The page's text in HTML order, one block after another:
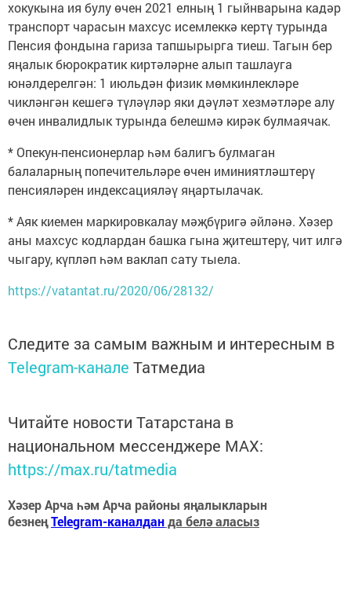
хокукына ия булу өчен 2021 елның 1 гыйнварына кадәр
транспорт чарасын махсус исемлеккә кертү турында
Пенсия фондына гариза тапшырырга тиеш. Тагын бер
яңалык бюрократик киртәләрне алып ташлауга
юнәлдерелгән: 1 июльдән физик мөмкинлекләре
чикләнгән кешегә түләүләр яки дәүләт хезмәтләре алу
өчен инвалидлык турында белешмә кирәк булмаячак.
* Опекун-пенсионерлар һәм балигъ булмаган
балаларның попечительләре өчен иминиятләштерү
пенсияләрен индексацияләү яңартылачак.
* Аяк киемен маркировкалау мәҗбүригә әйләнә. Хәзер
аны махсус кодлардан башка гына җитештерү, чит илгә
чыгару, күпләп һәм ваклап сату тыела.
https://vatantat.ru/2020/06/28132/
Следите за самым важным и интересным в
Telegram-канале Татмедиа
Читайте новости Татарстана в
национальном мессенджере MАХ:
https://max.ru/tatmedia
Хәзер Арча һәм Арча районы яңалыкларын
безнеңTelegram-каналданда белә аласыз